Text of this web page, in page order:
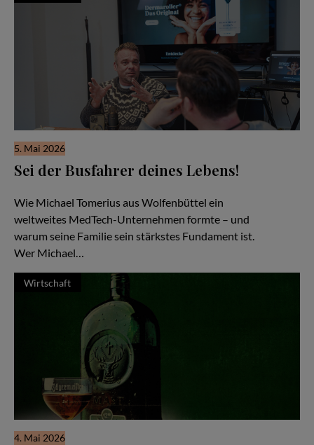
5. Mai 2026
Sei der Busfahrer deines Lebens!
Wie Michael Tomerius aus Wolfenbüttel ein
weltweites MedTech-Unternehmen formte – und
warum seine Familie sein stärkstes Fundament ist.
Wer Michael…
Wirtschaft
4. Mai 2026